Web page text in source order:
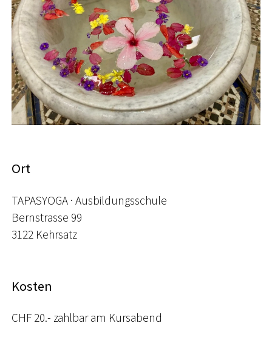
Ort
TAPASYOGA · Ausbildungsschule
Bernstrasse 99
3122 Kehrsatz
Kosten
CHF 20.- zahlbar am Kursabend